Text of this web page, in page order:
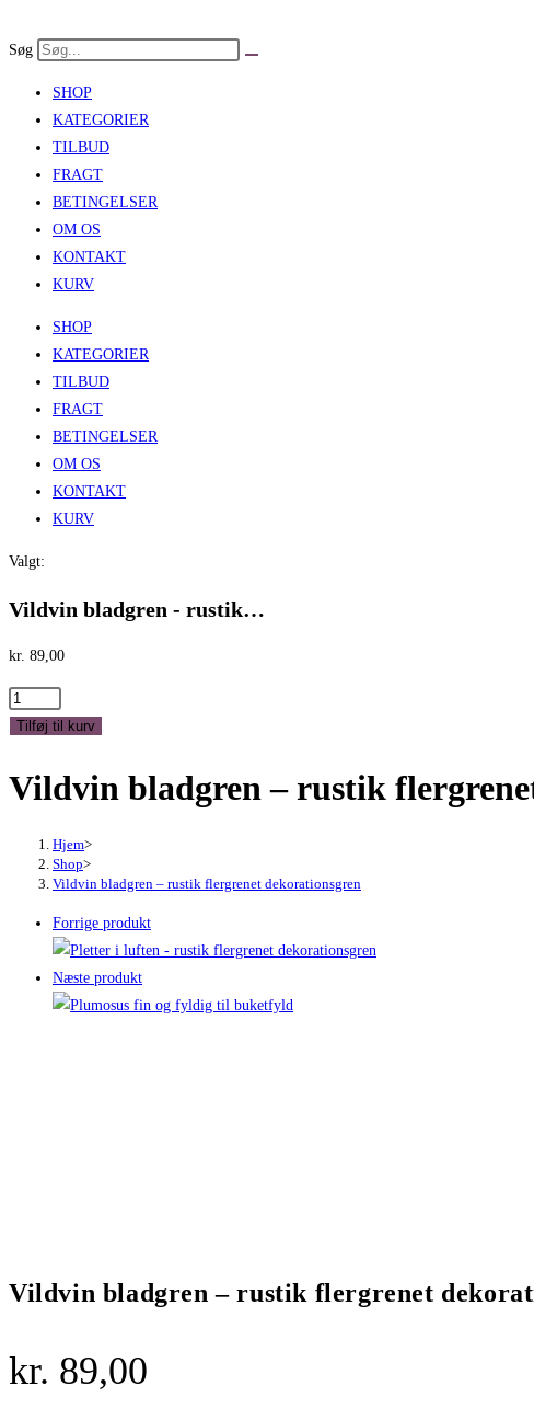
to
Søg
SHOP
KATEGORIER
TILBUD
FRAGT
BETINGELSER
OM OS
KONTAKT
KURV
SHOP
KATEGORIER
TILBUD
FRAGT
BETINGELSER
OM OS
KONTAKT
KURV
Valgt:
Vildvin bladgren - rustik…
kr. 89,00
Vildvin
bladgren
rustik
Tilføj til kurv
Vildvin bladgren – rustik
Hjem>
Shop>
Vildvin bladgren – rustik flergrenet dekorationsgren
Forrige produkt
Næste produkt
Vildvin bladgren – rustik flergrenet
kr. 89,00